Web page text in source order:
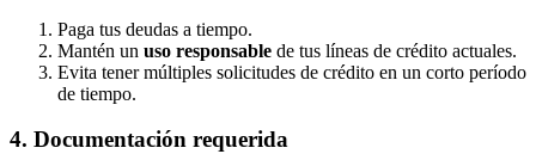
Paga tus deudas a tiempo.
Mantén un uso responsable de tus líneas de crédito actuales.
Evita tener múltiples solicitudes de crédito en un corto período
de tiempo.
4. Documentación requerida